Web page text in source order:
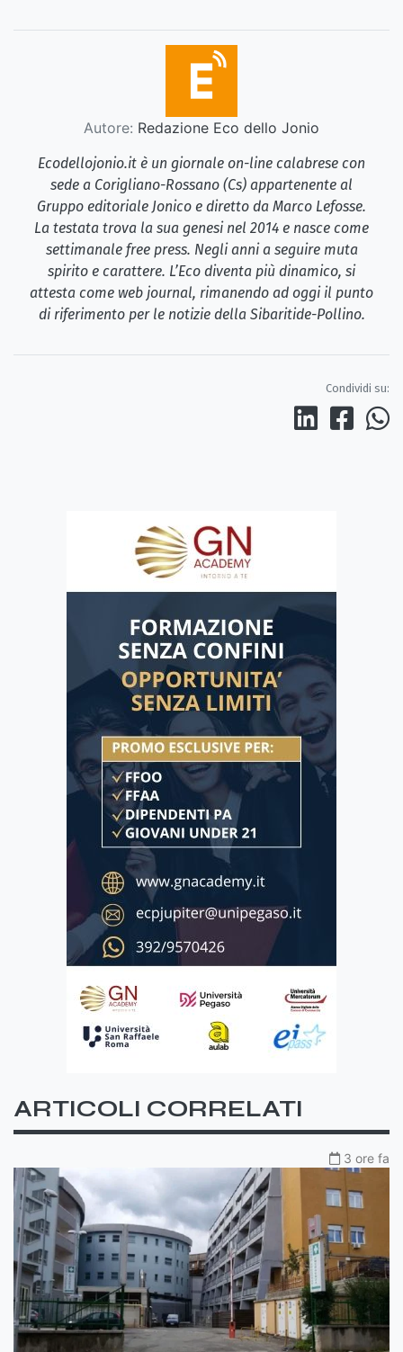
Autore: Redazione Eco dello Jonio
Ecodellojonio.it è un giornale on-line calabrese con
sede a Corigliano-Rossano (Cs) appartenente al
Gruppo editoriale Jonico e diretto da Marco Lefosse.
La testata trova la sua genesi nel 2014 e nasce come
settimanale free press. Negli anni a seguire muta
spirito e carattere. L’Eco diventa più dinamico, si
attesta come web journal, rimanendo ad oggi il punto
di riferimento per le notizie della Sibaritide-Pollino.
Condividi su:
ARTICOLI CORRELATI
3 ore fa